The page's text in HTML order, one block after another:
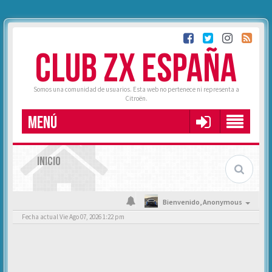
CLUB ZX ESPAÑA
Somos una comunidad de usuarios. Esta web no pertenece ni representa a
Citroën.
MENÚ
INICIO
Bienvenido,Anonymous
Fecha actual Vie Ago 07, 2026 1:22 pm